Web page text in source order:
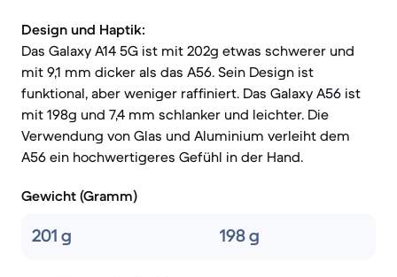
Design und Haptik:
Das Galaxy A14 5G ist mit 202g etwas schwerer und
mit 9,1 mm dicker als das A56. Sein Design ist
funktional, aber weniger raffiniert. Das Galaxy A56 ist
mit 198g und 7,4 mm schlanker und leichter. Die
Verwendung von Glas und Aluminium verleiht dem
A56 ein hochwertigeres Gefühl in der Hand.
Gewicht (Gramm)
201 g 198 g